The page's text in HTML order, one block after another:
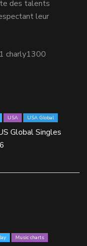
des talents
leur
charly1300
USA USA Global
Global Singles
Music charts